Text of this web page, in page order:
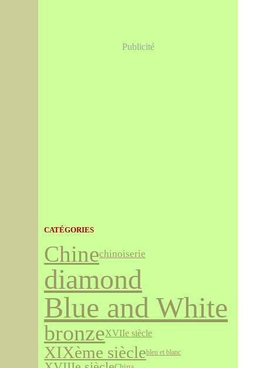
Publicité
CATÉGORIES
Chinechinoiserie
diamond
Blue and White
bronzeXVIIe siècle
XIXème sièclebleu et blanc